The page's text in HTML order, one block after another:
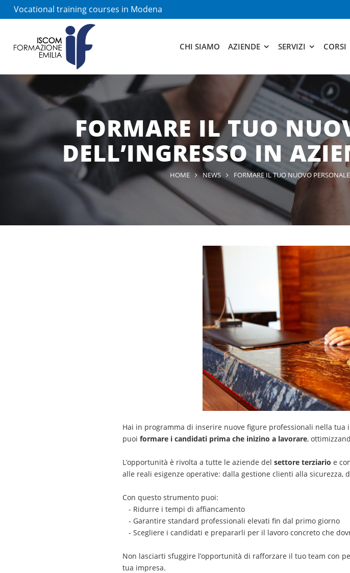
Vocational training courses in Modena
CHI SIAMO AZIENDE SERVIZI CORSI
FORMARE IL TUO
DELL’INGRESSO IN
HOME NEWS FORMARE IL TUO NUOVO
Hai in programma di inserire nuove figure professionali nella tua
puoi formare i candidati prima che inizino a lavorare,
L’opportunità è rivolta a tutte le aziende del settore terziario e
alle reali esigenze operative: dalla gestione clienti alla
Con questo strumento puoi:
- Ridurre i tempi di affiancamento
- Garantire standard professionali elevati fin dal primo giorno
- Scegliere i candidati e prepararli per il lavoro concreto che
Non lasciarti sfuggire l’opportunità di rafforzare il tuo team con
tua impresa.